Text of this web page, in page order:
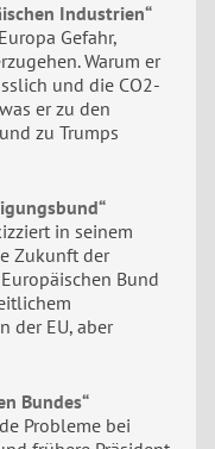
Industrien“
Gefahr,
Warum er
und die CO2-
er zu den
zu Trumps
in seinem
Zukunft der
Bund
der EU, aber
Bundes“
Probleme bei